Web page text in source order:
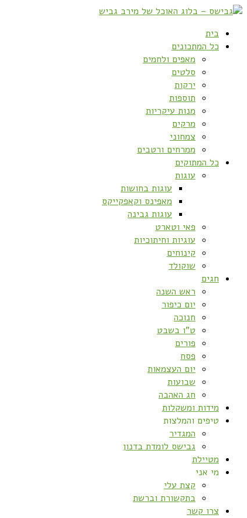
בית
כל המתכונים
מאפים ולחמים
סלטים
ירקות
תוספות
מנות עיקריות
מרקים
צמחוני
ממרחים ורטבים
כל המתוקים
עוגות
עוגות בחושות
מאפינס וקאפקייקס
עוגות גבינה
פאי וטארט
עוגיות וחיתוכיות
קינוחים
שוקולד
חגים
ראש השנה
יום כיפור
חנוכה
ט”ו בשבט
פורים
פסח
יום העצמאות
שבועות
חג האהבה
מידות ומשקלות
טיפים והמלצות
המגדיר
גבישס לומדת בדנון
מטיילת
מי אני
קצת עלי
בתקשורת וברשת
צרו קשר